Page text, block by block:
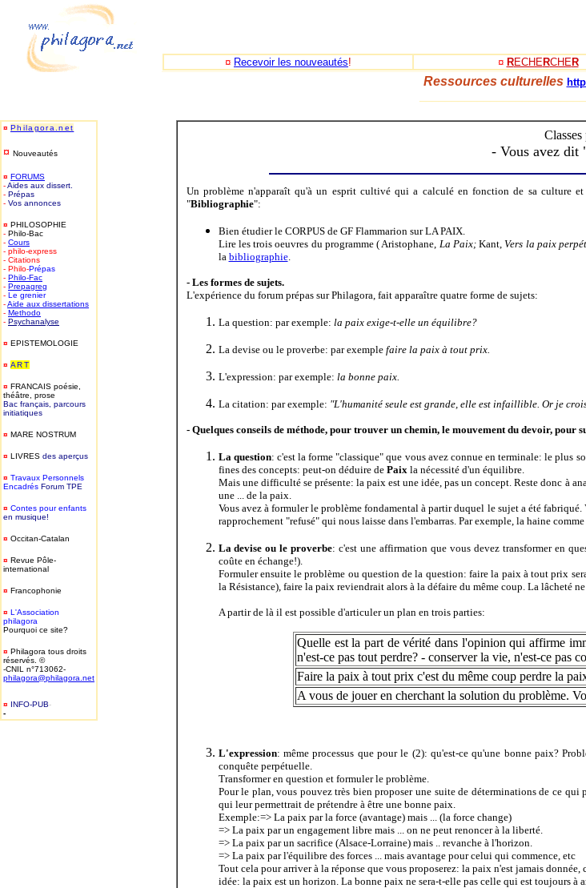
¤ Recevoir les nouveautés! ¤ RECHERCHER
Ressources culturelles
¤ Philagora.net
¤ Nouveautés
¤ FORUMS
-Aides aux dissert.
- Prépas
- Vos annonces
¤ PHILOSOPHIE
- Philo-Bac
- Cours
- philo-express
- Citations
- Philo-Prépas
- Philo-Fac
- Prepagreg
- Le grenier
-Aide aux dissertations
- Methodo
- Psychanalyse
¤ EPISTEMOLOGIE
¤ ART
¤ FRANCAIS poésie,
théâtre, prose
Bac français, parcours
initiatiques
¤ MARE NOSTRUM
¤ LIVRES des aperçus
¤ Travaux Personnels
Encadrés Forum TPE
¤ Contes pour enfants
en musique!
¤ Occitan-Catalan
¤ Revue Pôle-
international
¤ Francophonie
¤ L'Association
philagora
Pourquoi ce site?
¤ Philagora tous droits
réservés. ©
-CNIL n°713062-
philagora@philagora.net
¤ INFO-PUB-
-
Classes
- Vous avez dit
Un problème n'apparaît qu'à un esprit cultivé qui a calculé en fonction de sa culture
"Bibliographie":
Bien étudier le CORPUS de GF Flammarion sur LA PAIX.
Lire les trois oeuvres du programme ( Aristophane, La Paix;Kant,Vers la paix
la bibliographie.
- Les formes de sujets.
L'expérience du forum prépas sur Philagora, fait apparaître quatre forme de sujets:
La question: par exemple: la paix exige-t-elle un équilibre?
La devise ou le proverbe: par exemple faire la paix à tout prix.
L'expression: par exemple: la bonne paix.
La citation: par exemple: "L'humanité seule est grande, elle est infaillible. Or je
- Quelques conseils de méthode, pour trouver un chemin, le mouvement du devoir, pour
La question: c'est la forme "classique" que vous avez connue en terminale: le plus
fines des concepts: peut-on déduire de Paixla nécessité d'un équilibre.
Mais une difficulté se présente: la paix est une idée, pas un concept. Reste donc à
une ... de la paix.
Vous avez à formuler le problème fondamental à partir duquel le sujet a été
rapprochement "refusé" qui nous laisse dans l'embarras. Par exemple, la haine
La devise ou le proverbe: c'est une affirmation que vous devez transformer en
coûte en échange!).
Formuler ensuite le problème ou question de la question: faire la paix à tout prix
la Résistance), faire la paix reviendrait alors à la défaire du même coup. La lâcheté
A partir de là il est possible d'articuler un plan en trois parties:
Quelle est la part de vérité dans l'opinion qui affirme
n'est-ce pas tout perdre? - conserver la vie, n'est-ce pas
Faire la paix à tout prix c'est du même coup perdre la
A vous de jouer en cherchant la solution du problème.
L'expression: même processus que pour le (2): qu'est-ce qu'une bonne paix?
conquête perpétuelle.
Transformer en question et formuler le problème.
Pour le plan, vous pouvez très bien proposer une suite de déterminations de ce
qui leur permettrait de prétendre à être une bonne paix.
Exemple:=> La paix par la force (avantage) mais ... (la force change)
=> La paix par un engagement libre mais ... on ne peut renoncer à la liberté.
=> La paix par un sacrifice (Alsace-Lorraine) mais .. revanche à l'horizon.
=> La paix par l'équilibre des forces ... mais avantage pour celui qui commence, etc
Tout cela pour arriver à la réponse que vous proposerez: la paix n'est jamais
idée: la paix est un horizon. La bonne paix ne sera-t-elle pas celle qui est toujours à